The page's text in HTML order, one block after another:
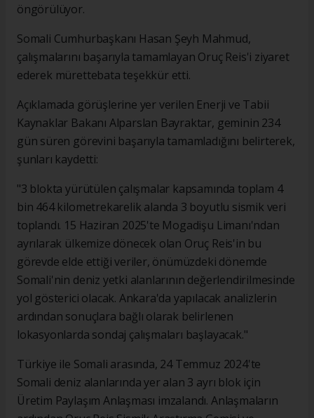
öngörülüyor.
Somali Cumhurbaşkanı Hasan Şeyh Mahmud,
çalışmalarını başarıyla tamamlayan Oruç Reis'i ziyaret
ederek mürettebata teşekkür etti.
Açıklamada görüşlerine yer verilen Enerji ve Tabii
Kaynaklar Bakanı Alparslan Bayraktar, geminin 234
gün süren görevini başarıyla tamamladığını belirterek,
şunları kaydetti:
"3 blokta yürütülen çalışmalar kapsamında toplam 4
bin 464 kilometrekarelik alanda 3 boyutlu sismik veri
toplandı. 15 Haziran 2025'te Mogadişu Limanı'ndan
ayrılarak ülkemize dönecek olan Oruç Reis'in bu
görevde elde ettiği veriler, önümüzdeki dönemde
Somali'nin deniz yetki alanlarının değerlendirilmesinde
yol gösterici olacak. Ankara'da yapılacak analizlerin
ardından sonuçlara bağlı olarak belirlenen
lokasyonlarda sondaj çalışmaları başlayacak."
Türkiye ile Somali arasında, 24 Temmuz 2024'te
Somali deniz alanlarında yer alan 3 ayrı blok için
Üretim Paylaşım Anlaşması imzalandı. Anlaşmaların